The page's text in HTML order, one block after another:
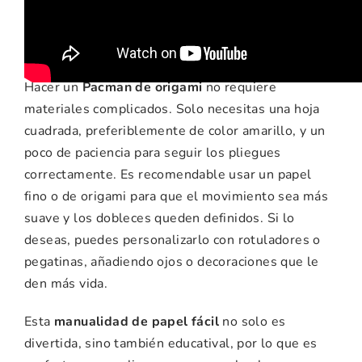
Hacer unPacman de origamino requiere
materiales complicados. Solo necesitas una hoja
cuadrada, preferiblemente de color amarillo, y un
poco de paciencia para seguir los pliegues
correctamente. Es recomendable usar un papel
fino o de origami para que el movimiento sea más
suave y los dobleces queden definidos. Si lo
deseas, puedes personalizarlo con rotuladores o
pegatinas, añadiendo ojos o decoraciones que le
den más vida.
Esta manualidad de papel fácil no solo es
divertida, sino también educatival, por lo que es